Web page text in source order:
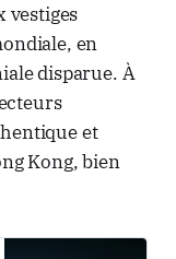
vestiges
en
disparue. À
et
Kong, bien